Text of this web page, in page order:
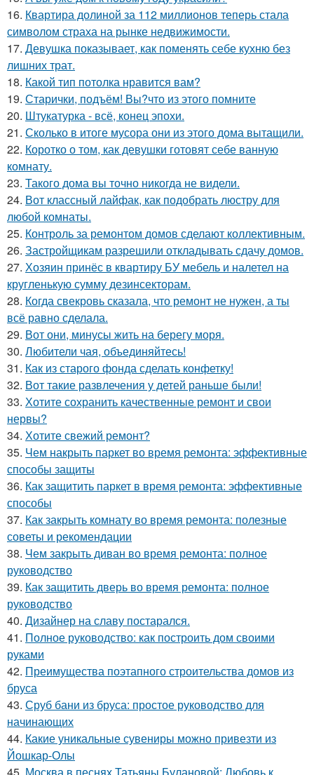
16. Квартира долиной за 112 миллионов теперь стала
символом страха на рынке недвижимости.
17. Девушка показывает, как поменять себе кухню без
лишних трат.
18. Какой тип потолка нравится вам?
19. Старички, подъём! Вы?что из этого помните
20. Штукатурка - всё, конец эпохи.
21. Сколько в итоге мусора они из этого дома вытащили.
22. Коротко о том, как девушки готовят себе ванную
комнату.
23. Такого дома вы точно никогда не видели.
24. Вот классный лайфак, как подобрать люстру для
любой комнаты.
25. Контроль за ремонтом домов сделают коллективным.
26. Застройщикам разрешили откладывать сдачу домов.
27. Хозяин принёс в квартиру БУ мебель и налетел на
кругленькую сумму дезинсекторам.
28. Когда свекровь сказала, что ремонт не нужен, а ты
всё равно сделала.
29. Вот они, минусы жить на берегу моря.
30. Любители чая, объединяйтесь!
31. Как из старого фонда сделать конфетку!
32. Вот такие развлечения у детей раньше были!
33. Хотите сохранить качественные ремонт и свои
нервы?
34. Хотите свежий ремонт?
35. Чем накрыть паркет во время ремонта: эффективные
способы защиты
36. Как защитить паркет в время ремонта: эффективные
способы
37. Как закрыть комнату во время ремонта: полезные
советы и рекомендации
38. Чем закрыть диван во время ремонта: полное
руководство
39. Как защитить дверь во время ремонта: полное
руководство
40. Дизайнер на славу постарался.
41. Полное руководство: как построить дом своими
руками
42. Преимущества поэтапного строительства домов из
бруса
43. Сруб бани из бруса: простое руководство для
начинающих
44. Какие уникальные сувениры можно привезти из
Йошкар-Олы